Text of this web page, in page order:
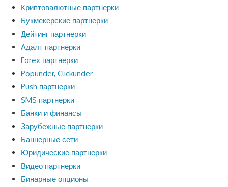
Криптовалютные партнерки
Букмекерские партнерки
Дейтинг партнерки
Адалт партнерки
Forex партнерки
Popunder, Clickunder
Push партнерки
SMS партнерки
Банки и финансы
Зарубежные партнерки
Баннерные сети
Юридические партнерки
Видео партнерки
Бинарные опционы